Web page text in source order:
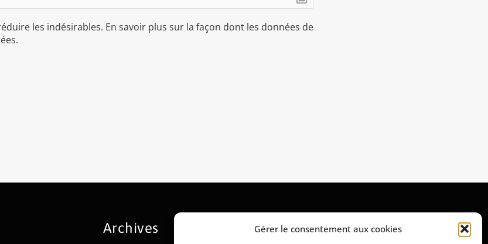
Gérer le consentement aux cookies
les indésirables. En savoir plus sur la façon dont les données de
.
Archives
Mentions légales